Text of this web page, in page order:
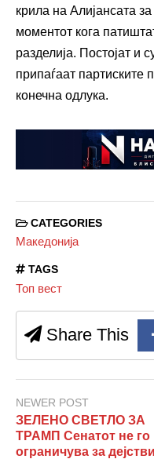
крила на Алијансата
моментот кога
разделија. Постојат и
припаѓаат партиските
конечна одлука.
CATEGORIES
Македонија
TAGS
Топ вест
Share This
NEWER POST
ЗЕЛЕНО СВЕТЛО ЗА
ТРАМП Сенатот не го
ограничува за